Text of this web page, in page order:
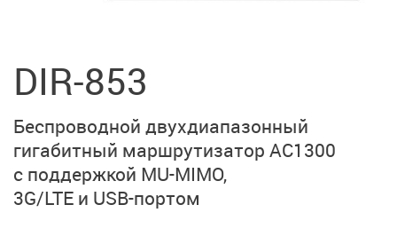
DIR-853
Беспроводной двухдиапазонный
гигабитный маршрутизатор AC1300
с поддержкой MU-MIMO,
3G/LTE и USB-портом